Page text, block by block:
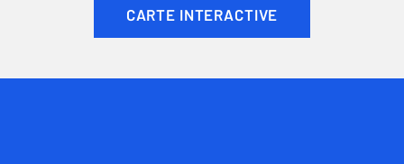
CARTE INTERACTIVE